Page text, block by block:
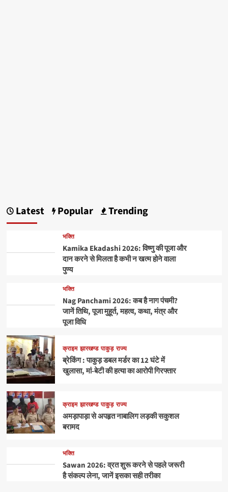
Latest Popular Trending
भक्ति
Kamika Ekadashi 2026: विष्णु की पूजा और
दान करने से मिलता है कभी न खत्म होने वाला
पुण्य
भक्ति
Nag Panchami 2026: कब है नाग पंचमी?
जानें तिथि, पूजा मुहूर्त, महत्व, कथा, मंत्र और
पूजा विधि
क्राइम झारखण्ड पाकुड़ राज्य
ब्रेकिंग : पाकुड़ डबल मर्डर का 12 घंटे में
खुलासा, मां-बेटी की हत्या का आरोपी गिरफ्तार
क्राइम झारखण्ड पाकुड़ राज्य
अमड़ापाड़ा से अपहृत नाबालिग लड़की सकुशल
बरामद
भक्ति
Sawan 2026: व्रत शुरू करने से पहले जरूरी
है संकल्प लेना, जानें इसका सही तरीका